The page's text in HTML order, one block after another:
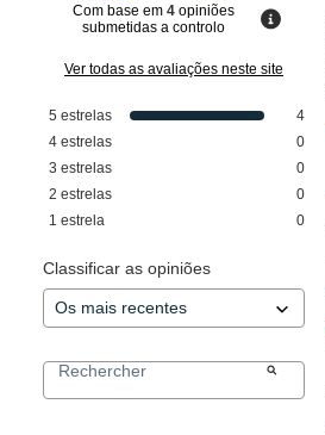
Com base em 4 opiniões
submetidas a controlo
Ver todas as avaliações neste site
5 estrelas
4
4 estrelas
0
3 estrelas
0
2 estrelas
0
1 estrela 0
Classificar as opiniões